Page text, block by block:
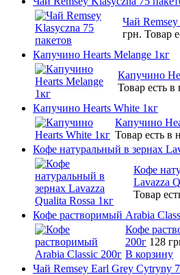
Чай
грн. Товар
Капучино Hearts Melange 1кг
Капучино
Товар есть в
Капучино Hearts White 1кг
Капучино
Товар есть в
Кофе натуральный в зернах
Кофе
Lavazza
Товар
Кофе растворимый Arabia
Кофе
200г 128
В корзину
Чай Remsey Earl Grey Cytryny